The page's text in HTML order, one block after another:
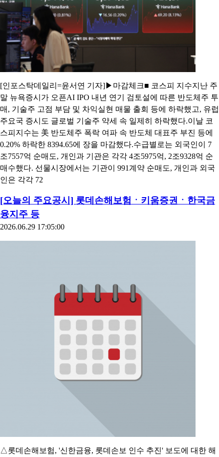
[인포스탁데일리=윤서연 기자]▶마감체크■ 코스피 지수지난 주
말 뉴욕증시가 오픈AI IPO 내년 연기 검토설에 따른 반도체주 투
매, 기술주 고점 부담 및 차익실현 매물 출회 등에 하락했고, 유럽
주요국 증시도 글로벌 기술주 약세 속 일제히 하락했다.이날 코
스피지수는 美 반도체주 폭락 여파 속 반도체 대표주 부진 등에
0.20% 하락한 8394.65에 장을 마감했다.수급별로는 외국인이 7
조7557억 순매도, 개인과 기관은 각각 4조5975억, 2조9328억 순
매수했다. 선물시장에서는 기관이 991계약 순매도, 개인과 외국
인은 각각 72
[오늘의 주요공시] 롯데손해보험ㆍ키움증권ㆍ한국금
융지주 등
2026.06.29 17:05:00
△롯데손해보험, '신한금융, 롯데손보 인수 추진' 보도에 대한 해